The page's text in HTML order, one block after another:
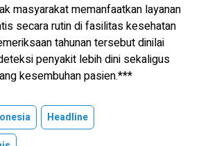
masyarakat memanfaatkan layanan
secara rutin di fasilitas kesehatan
tahunan tersebut dinilai
penyakit lebih dini sekaligus
kesembuhan pasien.***
Headline